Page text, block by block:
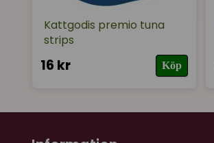
Kattgodis premio tuna
strips
16 kr Köp